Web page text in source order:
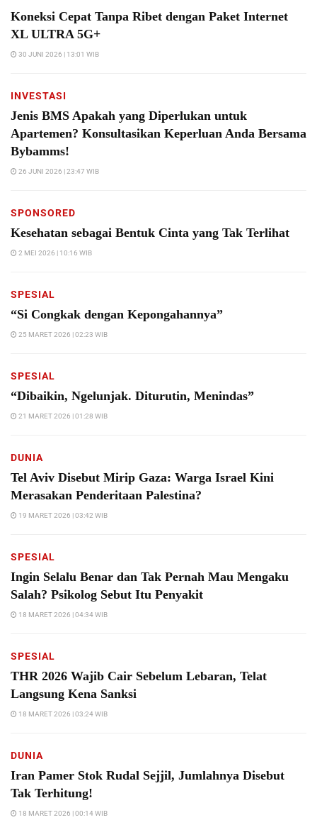
Koneksi Cepat Tanpa Ribet dengan Paket Internet
XL ULTRA 5G+
30 JUNI 2026 | 13:01 WIB
INVESTASI
Jenis BMS Apakah yang Diperlukan untuk
Apartemen? Konsultasikan Keperluan Anda Bersama
Bybamms!
26 JUNI 2026 | 23:47 WIB
SPONSORED
Kesehatan sebagai Bentuk Cinta yang Tak Terlihat
2 MEI 2026 | 10:16 WIB
SPESIAL
“Si Congkak dengan Kepongahannya”
25 MARET 2026 | 02:23 WIB
SPESIAL
“Dibaikin, Ngelunjak. Diturutin, Menindas”
21 MARET 2026 | 01:28 WIB
DUNIA
Tel Aviv Disebut Mirip Gaza: Warga Israel Kini
Merasakan Penderitaan Palestina?
19 MARET 2026 | 03:42 WIB
SPESIAL
Ingin Selalu Benar dan Tak Pernah Mau Mengaku
Salah? Psikolog Sebut Itu Penyakit
18 MARET 2026 | 04:34 WIB
SPESIAL
THR 2026 Wajib Cair Sebelum Lebaran, Telat
Langsung Kena Sanksi
18 MARET 2026 | 03:24 WIB
DUNIA
Iran Pamer Stok Rudal Sejjil, Jumlahnya Disebut
Tak Terhitung!
18 MARET 2026 | 00:14 WIB